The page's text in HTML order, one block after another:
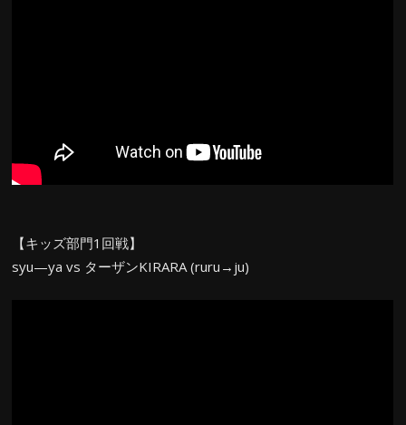
【キッズ部門1回戦】
syu—ya vs ターザンKIRARA (ruru→ju)